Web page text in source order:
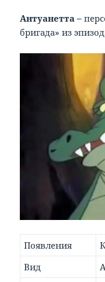
Антуанетта –
бригада» из
Появления
Вид